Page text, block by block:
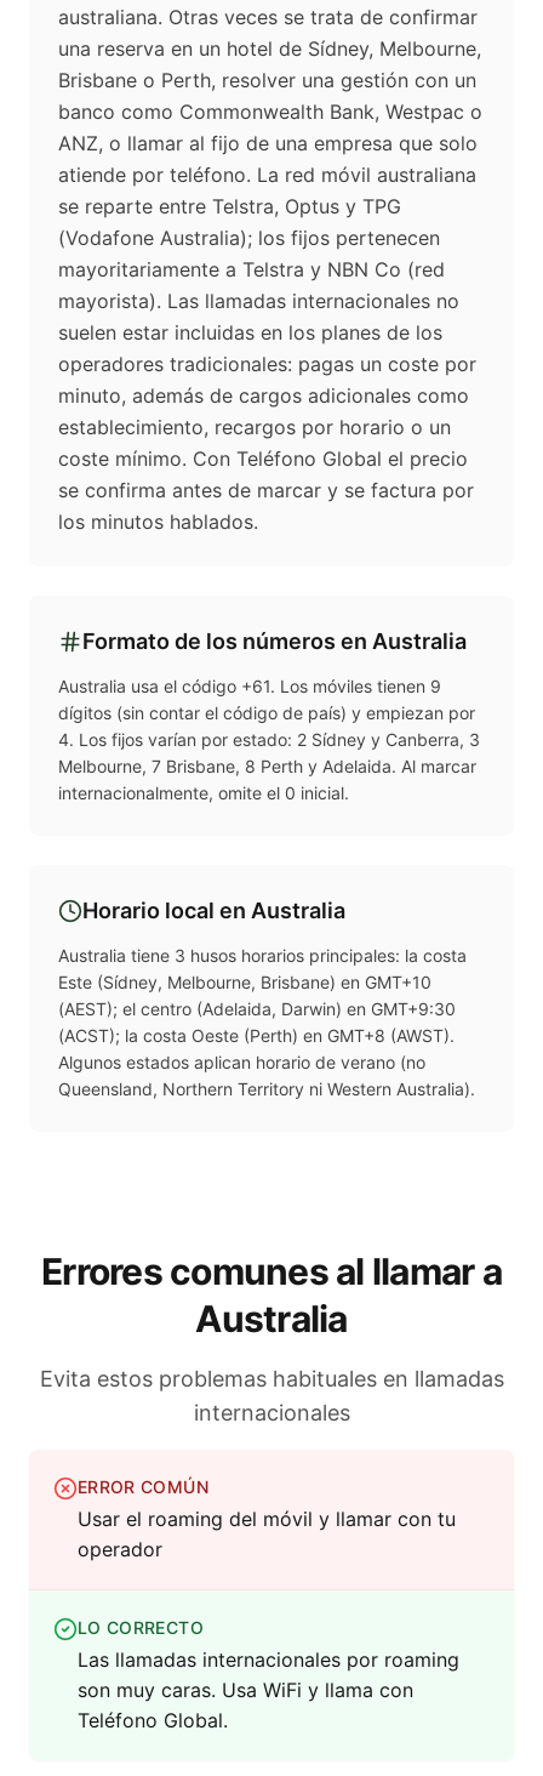
australiana. Otras veces se trata de confirmar
una reserva en un hotel de Sídney, Melbourne,
Brisbane o Perth, resolver una gestión con un
banco como Commonwealth Bank, Westpac o
ANZ, o llamar al fijo de una empresa que solo
atiende por teléfono. La red móvil australiana
se reparte entre Telstra, Optus y TPG
(Vodafone Australia); los fijos pertenecen
mayoritariamente a Telstra y NBN Co (red
mayorista). Las llamadas internacionales no
suelen estar incluidas en los planes de los
operadores tradicionales: pagas un coste por
minuto, además de cargos adicionales como
establecimiento, recargos por horario o un
coste mínimo. Con Teléfono Global el precio
se confirma antes de marcar y se factura por
los minutos hablados.
Formato de los números en Australia
Australia usa el código +61. Los móviles tienen 9
dígitos (sin contar el código de país) y empiezan por
4. Los fijos varían por estado: 2 Sídney y Canberra, 3
Melbourne, 7 Brisbane, 8 Perth y Adelaida. Al marcar
internacionalmente, omite el 0 inicial.
Horario local en Australia
Australia tiene 3 husos horarios principales: la costa
Este (Sídney, Melbourne, Brisbane) en GMT+10
(AEST); el centro (Adelaida, Darwin) en GMT+9:30
(ACST); la costa Oeste (Perth) en GMT+8 (AWST).
Algunos estados aplican horario de verano (no
Queensland, Northern Territory ni Western Australia).
Errores comunes al llamar a
Australia
Evita estos problemas habituales en llamadas
internacionales
ERROR COMÚN
Usar el roaming del móvil y llamar con tu
operador
LO CORRECTO
Las llamadas internacionales por roaming
son muy caras. Usa WiFi y llama con
Teléfono Global.